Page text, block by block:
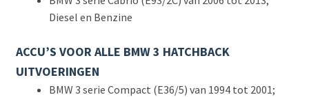
Diesel en Benzine
ACCU’S VOOR ALLE BMW 3 HATCHBACK
UITVOERINGEN
BMW 3 serie Compact (E36/5) van 1994 tot 2001;